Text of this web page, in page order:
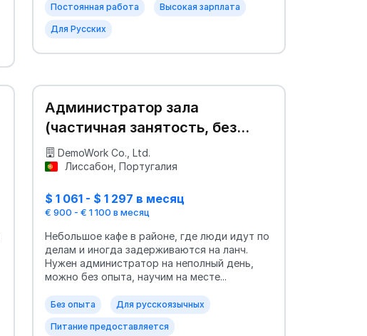
Постоянная работа Высокая зарплата
Для Русских
Администратор зала
(частичная занятость, без
опыта)
DemoWork Co., Ltd.
Лиссабон, Португалия
$ 1 061 - $ 1 297 в месяц
€ 900 - € 1 100 в месяц
Небольшое кафе в районе, где люди идут по
делам и иногда задерживаются на ланч.
Нужен администратор на неполный день,
можно без опыта, научим на месте...
Без опыта Для русскоязычных
Питание предоставляется